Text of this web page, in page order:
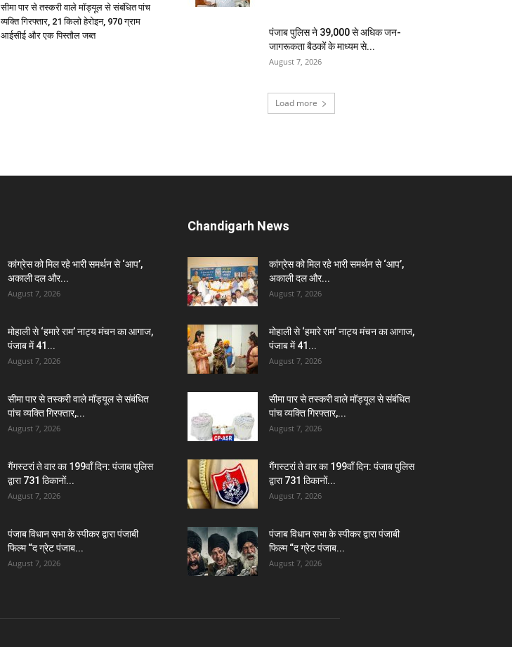
सीमा पार से तस्करी वाले मॉड्यूल से संबंधित पांच
व्यक्ति गिरफ्तार, 21 किलो हेरोइन, 970 ग्राम
आईसीई और एक पिस्तौल जब्त
पंजाब पुलिस ने 39,000 से अधिक जन-
जागरूकता बैठकों के माध्यम से...
August 7, 2026
Load more
कांग्रेस को मिल रहे भारी समर्थन से ‘आप’,
अकाली दल और...
August 7, 2026
मोहाली से ‘हमारे राम’ नाट्य मंचन का आगाज,
पंजाब में 41...
August 7, 2026
सीमा पार से तस्करी वाले मॉड्यूल से संबंधित
पांच व्यक्ति गिरफ्तार,...
August 7, 2026
गैंगस्टरां ते वार का 199वाँ दिन: पंजाब पुलिस
द्वारा 731 ठिकानों...
August 7, 2026
पंजाब विधान सभा के स्पीकर द्वारा पंजाबी
फिल्म “द ग्रेट पंजाब...
August 7, 2026
Chandigarh News
कांग्रेस को मिल रहे भारी समर्थन से ‘आप’,
अकाली दल और...
August 7, 2026
मोहाली से ‘हमारे राम’ नाट्य मंचन का आगाज,
पंजाब में 41...
August 7, 2026
सीमा पार से तस्करी वाले मॉड्यूल से संबंधित
पांच व्यक्ति गिरफ्तार,...
August 7, 2026
गैंगस्टरां ते वार का 199वाँ दिन: पंजाब पुलिस
द्वारा 731 ठिकानों...
August 7, 2026
पंजाब विधान सभा के स्पीकर द्वारा पंजाबी
फिल्म “द ग्रेट पंजाब...
August 7, 2026